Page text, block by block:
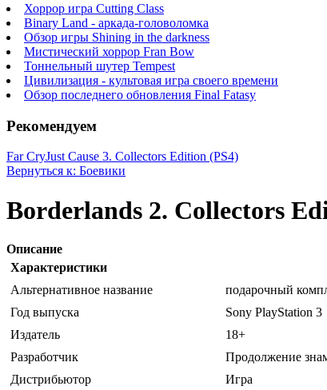
Хоррор игра Cutting Class
Binary Land - аркада-головоломка
Обзор игры Shining in the darkness
Мистический хоррор Fran Bow
Тоннельный шутер Tempest
Цивилизация - культовая игра своего времени
Обзор последнего обновления Final Fatasy
Рекомендуем
Far CryJust Cause 3. Collectors Edition (PS4)
Вернуться к: Боевики
Borderlands 2. Collectors
Описание
Характеристики
Альтернативное название
подарочный
Год выпуска
Sony PlayStation 3
Издатель
18+
Разработчик
Продолжение
Дистрибьютор
Игра